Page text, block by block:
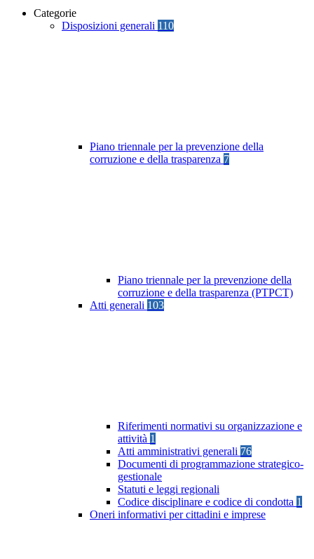
Categorie
Disposizioni generali 110
Piano triennale per la prevenzione della
corruzione e della trasparenza 7
Piano triennale per la prevenzione della
corruzione e della trasparenza (PTPCT)
Atti generali 103
Riferimenti normativi su organizzazione e
attività 1
Atti amministrativi generali 76
Documenti di programmazione strategico-
gestionale
Statuti e leggi regionali
Codice disciplinare e codice di condotta 1
Oneri informativi per cittadini e imprese